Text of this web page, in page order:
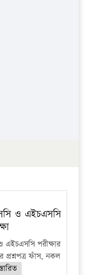
ও এইচএসসি
পরীক্ষার
প্রশ্নপত্র ফাঁস, নকল